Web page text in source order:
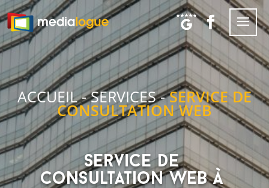
ACCUEIL-SERVICES-SERVICE DE
CONSULTATION WEB
Service de
consultation web à